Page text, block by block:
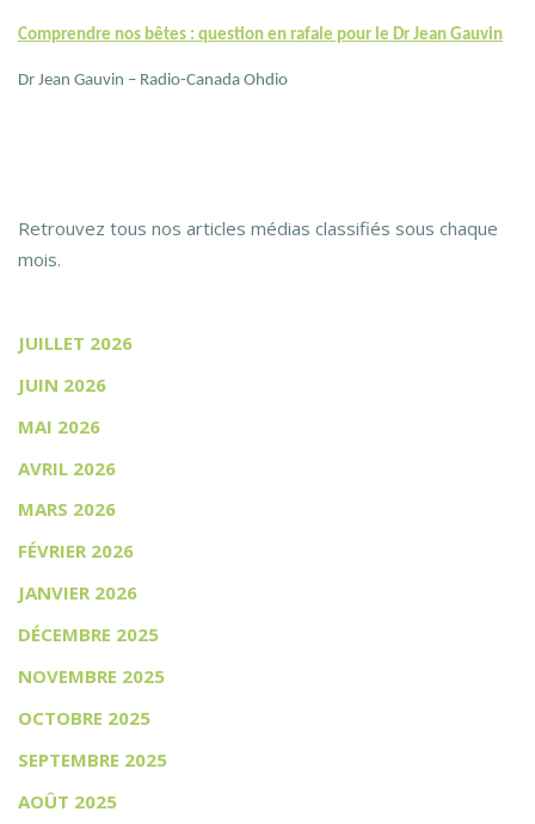
Comprendre nos bêtes : question en rafale pour le Dr Jean Gauvin
Dr Jean Gauvin – Radio-Canada Ohdio
Retrouvez tous nos articles médias classifiés sous chaque
mois.
JUILLET 2026
JUIN 2026
MAI 2026
AVRIL 2026
MARS 2026
FÉVRIER 2026
JANVIER 2026
DÉCEMBRE 2025
NOVEMBRE 2025
OCTOBRE 2025
SEPTEMBRE 2025
AOÛT 2025